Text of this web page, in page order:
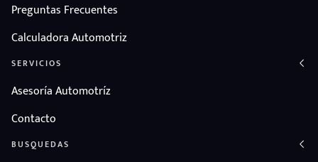
Preguntas Frecuentes
Calculadora Automotriz
SERVICIOS
Asesoría Automotríz
Contacto
BUSQUEDAS